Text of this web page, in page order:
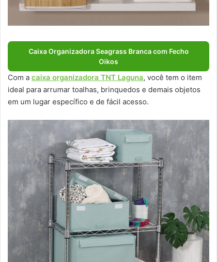
Caixa Organizadora Seagrass Branca com Fecho
Oikos
Com a caixa organizadora TNT Laguna, você tem o item
ideal para arrumar toalhas, brinquedos e demais objetos
em um lugar específico e de fácil acesso.